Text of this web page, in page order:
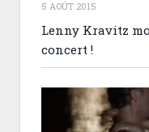
5 AOÛT 2015
Lenny Kravitz
concert !